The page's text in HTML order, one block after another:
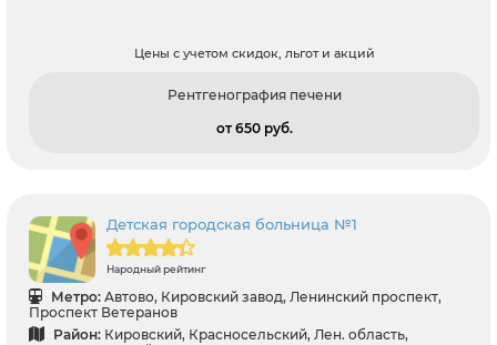
Цены с учетом скидок, льгот и акций
Рентгенография печени
от 650 pуб.
Детская городская больница №1
Народный рейтинг
Метро: Автово, Кировский завод, Ленинский проспект,
Проспект Ветеранов
Район: Кировский, Красносельский, Лен. область,